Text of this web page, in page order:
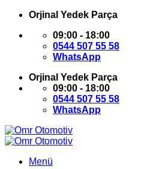
İçeriğeOrjinal Yedek Parça
09:00 - 18:00
0544 507 55 58
WhatsApp
Orjinal Yedek Parça
09:00 - 18:00
0544 507 55 58
WhatsApp
Menü